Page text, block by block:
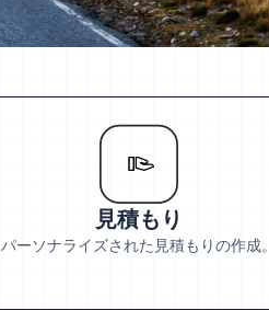
見積もり
パーソナライズされた見積もりの作成。